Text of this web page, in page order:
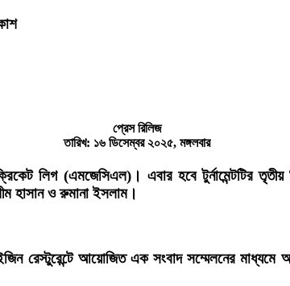
প্রেস রিলিজ
তারিখ: ১৬ ডিসেম্বর ২০২৫, মঙ্গলবার
ক্রিকেট লিগ (এমজেসিএল)। এবার হবে
হাসান ও রুমানা ইসলাম।
রেস্টুরেন্টে আয়োজিত এক সংবাদ সম্মেলনের